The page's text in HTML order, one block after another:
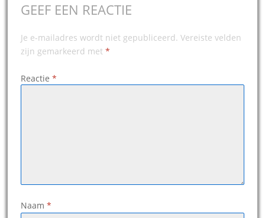
GEEF EEN REACTIE
Je e-mailadres wordt niet gepubliceerd. Vereiste velden
zijn gemarkeerd met *
Reactie *
Naam *